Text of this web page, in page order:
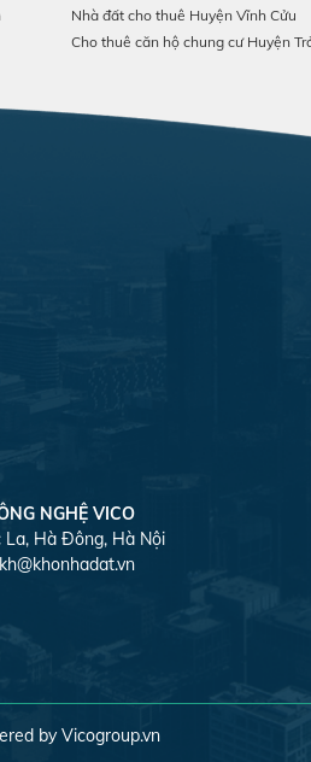
Nhà đất cho thuê Huyện Vĩnh Cửu
Cho thuê căn hộ chung cư Huyện
NGHỆ VICO
La, Hà Đông, Hà Nội
by Vicogroup.vn